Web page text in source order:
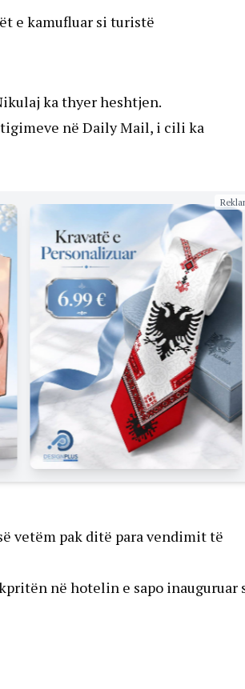
e kamufluar si turistë
ka thyer heshtjen.
në Daily Mail, i cili ka
vetëm pak ditë para vendimit të
në hotelin e sapo inauguruar